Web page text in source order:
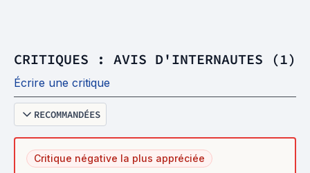
CRITIQUES : AVIS D'INTERNAUTES (1)
Écrire une critique
RECOMMANDÉES
Critique négative la plus appréciée